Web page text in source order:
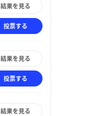
結果を見る
投票する
結果を見る
投票する
結果を見る